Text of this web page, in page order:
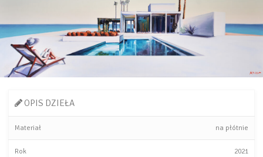
OPIS DZIEŁA
Materiał na płótnie
Rok 2021